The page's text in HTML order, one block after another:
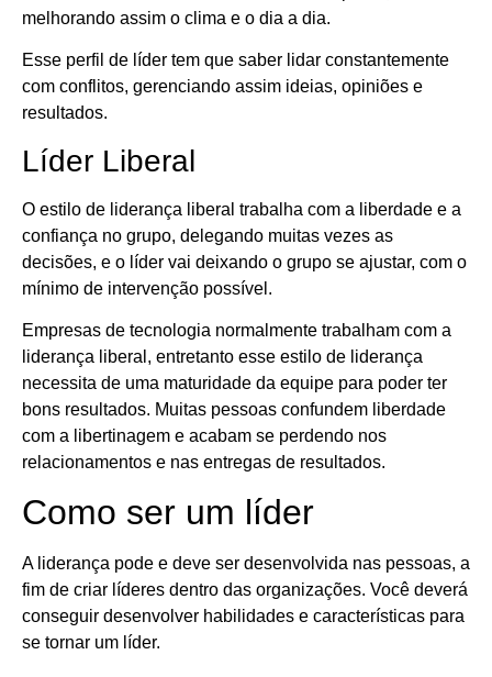
melhorando assim o clima e o dia a dia.
Esse perfil de líder tem que saber lidar constantemente
com conflitos, gerenciando assim ideias, opiniões e
resultados.
Líder Liberal
O estilo de liderança liberal trabalha com a liberdade e a
confiança no grupo, delegando muitas vezes as
decisões, e o líder vai deixando o grupo se ajustar, com o
mínimo de intervenção possível.
Empresas de tecnologia normalmente trabalham com a
liderança liberal, entretanto esse estilo de liderança
necessita de uma maturidade da equipe para poder ter
bons resultados. Muitas pessoas confundem liberdade
com a libertinagem e acabam se perdendo nos
relacionamentos e nas entregas de resultados.
Como ser um líder
A liderança pode e deve ser desenvolvida nas pessoas, a
fim de criar líderes dentro das organizações. Você deverá
conseguir desenvolver habilidades e características para
se tornar um líder.